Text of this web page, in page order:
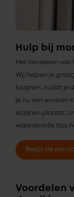
Hulp bij
Het monteren van
Wij helpen je
kozijnen, zodat je
je nu een ervaren
kozijnen plaatst,
waardevolle tips
Bekijk de
Voordelen